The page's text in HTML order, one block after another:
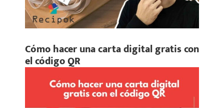
Cómo hacer una carta digital gratis con
el código QR